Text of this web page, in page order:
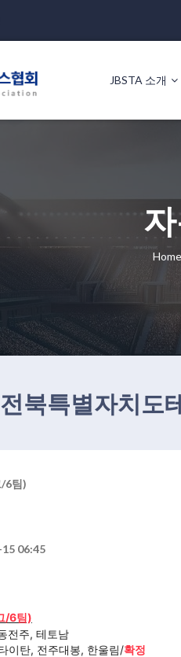
JBSTA 소개
전북특별자치도
6팀)
06:45
/6팀)
전주, 테토남
이탄, 전주대봉, 한울림/확정